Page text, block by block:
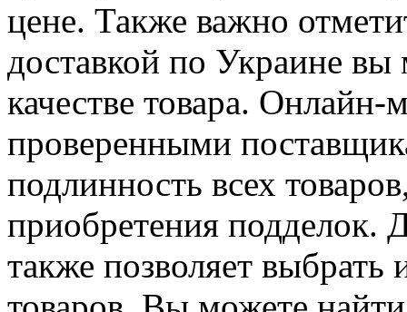
цене. Также важно
доставкой по Украине
качестве товара. Онлайн-
проверенными
подлинность всех
приобретения подделок.
также позволяет выбрать